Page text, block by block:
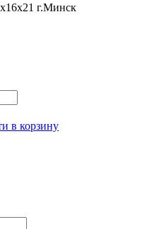
г.Минск
в корзину